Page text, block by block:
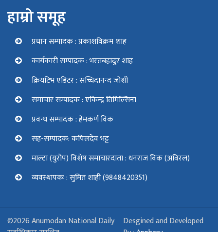
हाम्रो समूह
प्रधान सम्पादक : प्रकाशविक्रम शाह
कार्यकारी सम्पादक : भरतबहादुर शाह
क्रियटिभ एडिटर : सच्चिदानन्द जोशी
समाचार सम्पादक : एकिन्द्र तिमिल्सिना
प्रवन्ध सम्पादक : हेमकर्ण विक
सह-सम्पादक: कपिलदेव भट्ट
माल्टा (युरोप) विशेष समाचारदाता : धनराज विक (अविरल)
व्यवस्थापकः : सुमित शाही (9848420351)
©2026 Anumodan National Daily
Desgined and Developed